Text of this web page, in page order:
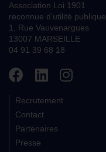
Association Loi 1901
reconnue d’utilité publique
1, Rue Vauvenargues
13007 MARSEILLE
04 91 39 68 18
Recrutement
Contact
Partenaires
Presse